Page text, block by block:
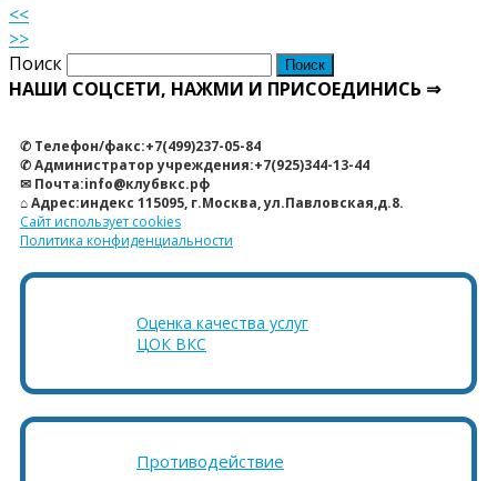
<<
>>
Поиск
НАШИ СОЦСЕТИ, НАЖМИ И ПРИСОЕДИНИСЬ ⇒
✆ Телефон/факс:+7(499)237-05-84
✆ Администратор учреждения:+7(925)344-13-44
✉ Почта:info@клубвкс.рф
⌂ Адрес:индекс 115095, г.Москва, ул.Павловская,д.8.
Сайт использует cookies
Политика конфиденциальности
Оценка качества услуг
ЦОК ВКС
Противодействие